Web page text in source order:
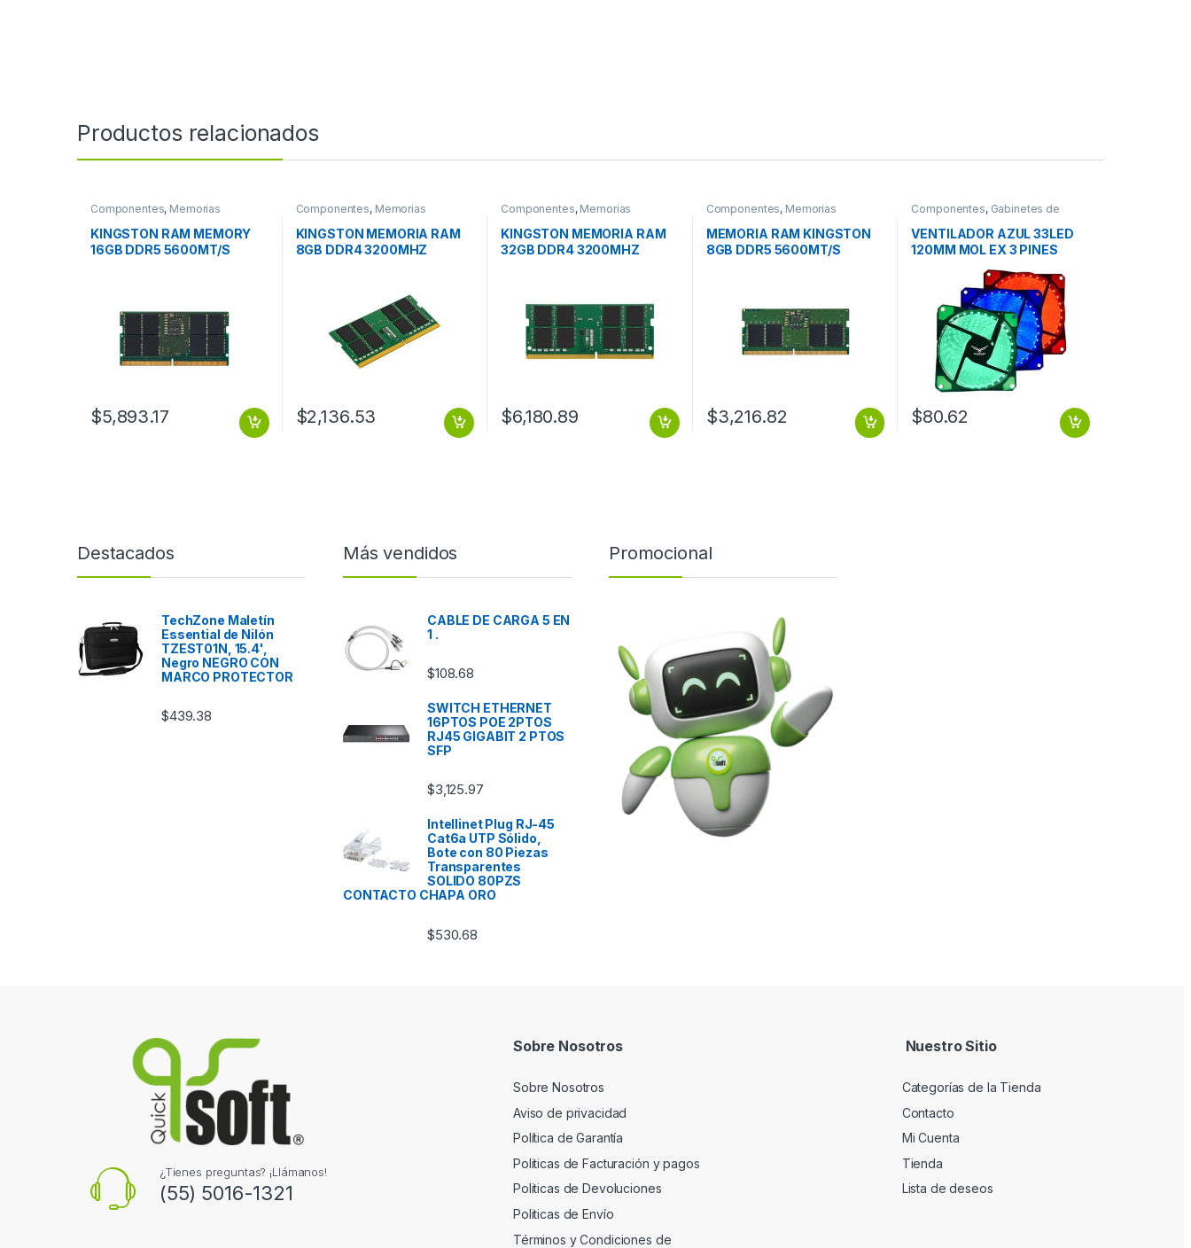
Productos relacionados
Componentes, Memorias
KINGSTON RAM MEMORY
16GB DDR5 5600MT/S
$5,893.17
Componentes, Memorias
KINGSTON MEMORIA RAM
8GB DDR4 3200MHZ
$2,136.53
Componentes, Memorias
KINGSTON MEMORIA RAM
32GB DDR4 3200MHZ
$6,180.89
Componentes, Memorias
MEMORIA RAM KINGSTON
8GB DDR5 5600MT/S
$3,216.82
Componentes, Gabinetes de
computadora y montaje
VENTILADOR AZUL 33LED
120MM MOL EX 3 PINES
$80.62
Destacados
TechZone Maletín
Essential de Nilón
TZEST01N, 15.4',
Negro NEGRO CON
MARCO PROTECTOR
$439.38
Más vendidos
CABLE DE CARGA 5 EN
1 .
$108.68
SWITCH ETHERNET
16PTOS POE 2PTOS
RJ45 GIGABIT 2 PTOS
SFP
$3,125.97
Intellinet Plug RJ-45
Cat6a UTP Sólido,
Bote con 80 Piezas
Transparentes
SOLIDO 80PZS
CONTACTO CHAPA ORO
$530.68
Promocional
¿Tienes preguntas? ¡Llámanos!
(55) 5016-1321
Sobre Nosotros
Sobre Nosotros
Aviso de privacidad
Política de Garantía
Politicas de Facturación y pagos
Politicas de Devoluciones
Politicas de Envío
Términos y Condiciones de
Nuestro Sitio
Categorías de la Tienda
Contacto
Mi Cuenta
Tienda
Lista de deseos